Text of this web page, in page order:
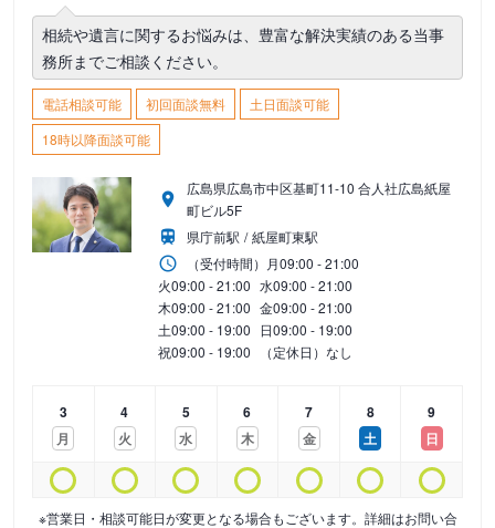
相続や遺言に関するお悩みは、豊富な解決実績のある当事
務所までご相談ください。
電話相談可能 初回面談無料
土日面談可能
18時以降面談可能
広島県広島市中区基町11-10 合人社広島紙屋
町ビル5F
県庁前駅
紙屋町東駅
（受付時間） 月09:00 - 21:00
火09:00 - 21:00 水09:00 - 21:00
木09:00 - 21:00 金09:00 - 21:00
土09:00 - 19:00 日09:00 - 19:00
祝09:00 - 19:00 （定休日）なし
3
月
4
火
5
水
6
木
7
金
8
土
9
日
※営業日・相談可能日が変更となる場合もございます。詳細はお問い合